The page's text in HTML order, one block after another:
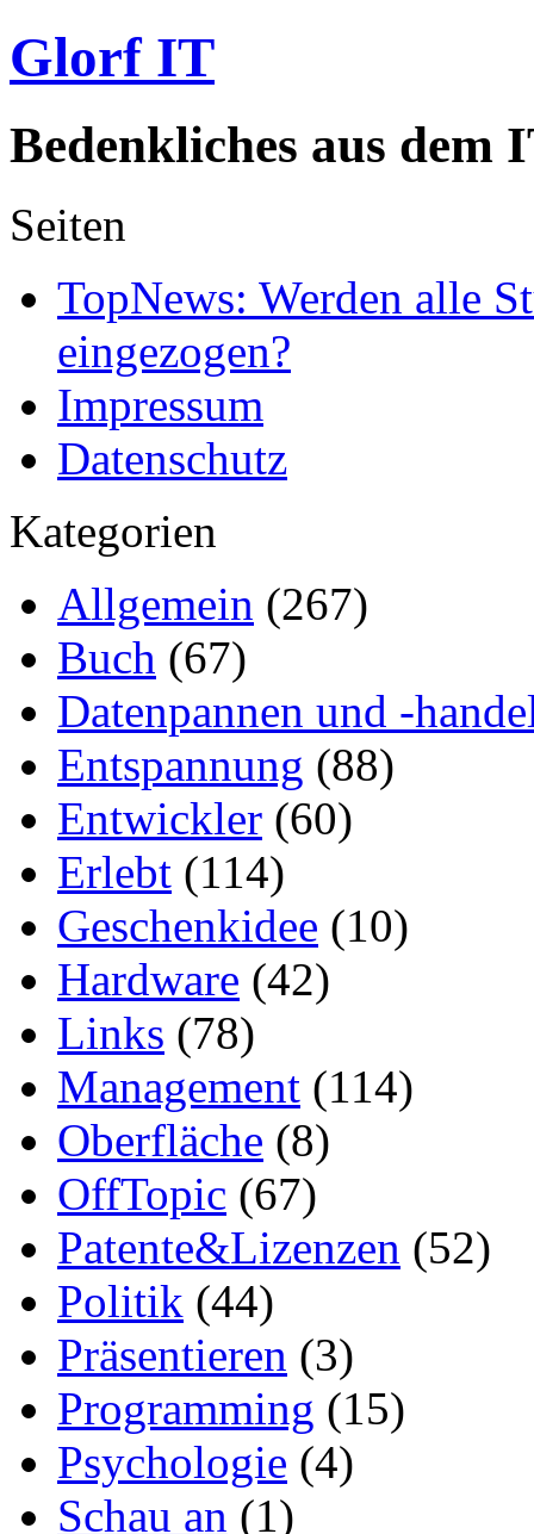
Glorf IT
Bedenkliches aus dem
Seiten
TopNews: Werden alle
eingezogen?
Impressum
Datenschutz
Kategorien
Allgemein (267)
Buch (67)
Datenpannen und -
Entspannung (88)
Entwickler (60)
Erlebt (114)
Geschenkidee (10)
Hardware (42)
Links (78)
Management (114)
Oberfläche (8)
OffTopic (67)
Patente&Lizenzen (52)
Politik (44)
Präsentieren (3)
Programming (15)
Psychologie (4)
Schau an (1)